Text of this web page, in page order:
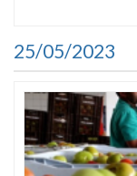
25/05/2023